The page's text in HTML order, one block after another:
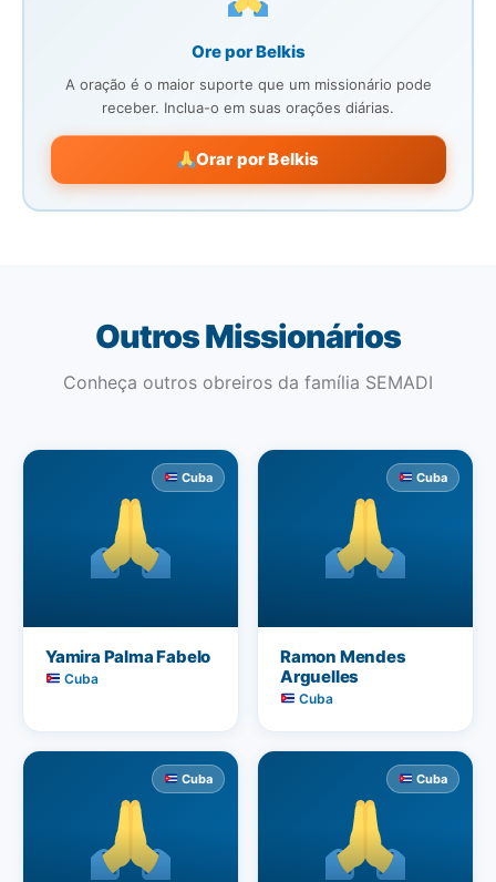
Ore por Belkis
A oração é o maior suporte que um missionário pode
receber. Inclua-o em suas orações diárias.
Orar por Belkis
Outros Missionários
Conheça outros obreiros da família SEMADI
Cuba
Yamira Palma Fabelo
Cuba
Cuba
Ramon Mendes
Arguelles
Cuba
Cuba Cuba